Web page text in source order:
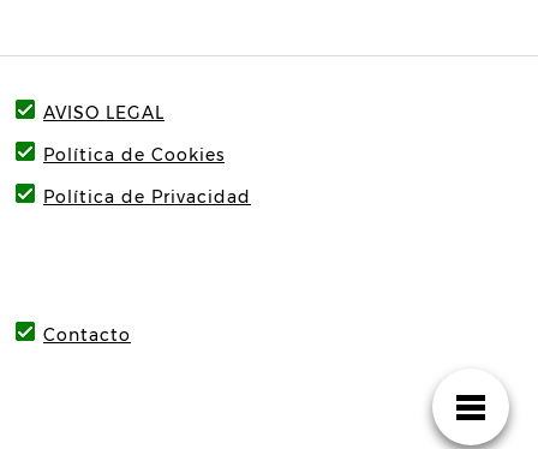
AVISO LEGAL
Política de Cookies
Política de Privacidad
Contacto